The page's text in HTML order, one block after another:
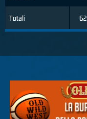
Totali 62